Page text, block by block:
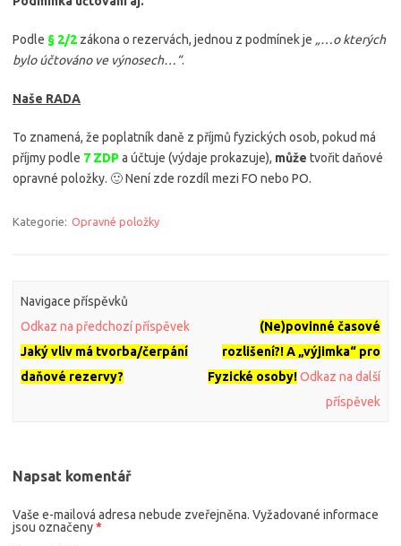
Podle § 2/2 zákona o rezervách, jednou z podmínek je „…o kterých
bylo účtováno ve výnosech…“.
Naše RADA
To znamená, že poplatník daně z příjmů fyzických osob, pokud má
příjmy podle 7 ZDPa účtuje (výdaje prokazuje), může tvořit daňové
opravné položky. 🙂 Není zde rozdíl mezi FO nebo PO.
Kategorie: Opravné položky
Navigace příspěvků
Odkaz na předchozí příspěvek
Jaký vliv má tvorba/čerpání
daňové rezervy?
(Ne)povinné časové
rozlišení?! A „výjimka“ pro
Fyzické osoby! Odkaz na další
příspěvek
Napsat komentář
Vaše e-mailová adresa nebude zveřejněna. Vyžadované informace
jsou označeny*